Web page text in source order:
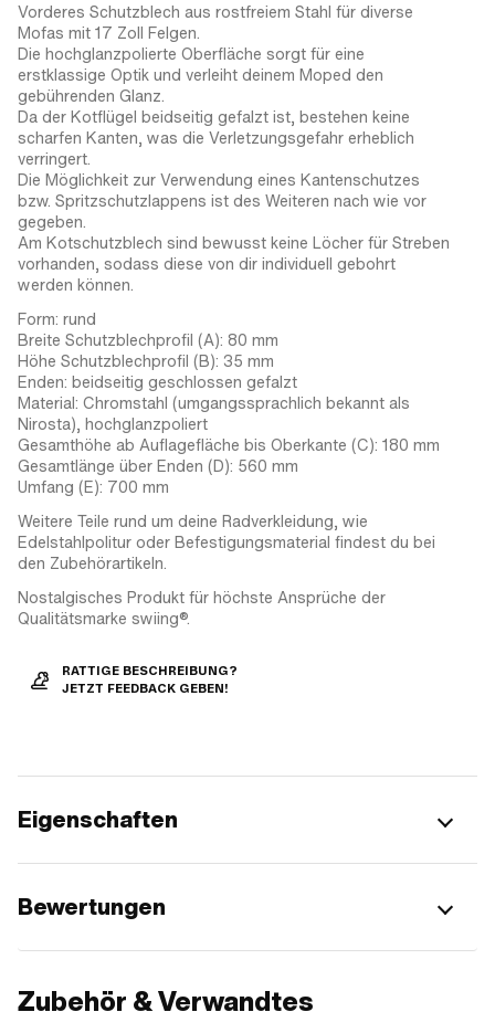
Vorderes Schutzblech aus rostfreiem Stahl für diverse
Mofas mit 17 Zoll Felgen.
Die hochglanzpolierte Oberfläche sorgt für eine
erstklassige Optik und verleiht deinem Moped den
gebührenden Glanz.
Da der Kotflügel beidseitig gefalzt ist, bestehen keine
scharfen Kanten, was die Verletzungsgefahr erheblich
verringert.
Die Möglichkeit zur Verwendung eines Kantenschutzes
bzw. Spritzschutzlappens ist des Weiteren nach wie vor
gegeben.
Am Kotschutzblech sind bewusst keine Löcher für Streben
vorhanden, sodass diese von dir individuell gebohrt
werden können.
Form: rund
Breite Schutzblechprofil (A): 80 mm
Höhe Schutzblechprofil (B): 35 mm
Enden: beidseitig geschlossen gefalzt
Material: Chromstahl (umgangssprachlich bekannt als
Nirosta), hochglanzpoliert
Gesamthöhe ab Auflagefläche bis Oberkante (C): 180 mm
Gesamtlänge über Enden (D): 560 mm
Umfang (E): 700 mm
Weitere Teile rund um deine Radverkleidung, wie
Edelstahlpolitur oder Befestigungsmaterial findest du bei
den Zubehörartikeln.
Nostalgisches Produkt für höchste Ansprüche der
Qualitätsmarke swiing®.
RATTIGE BESCHREIBUNG?
JETZT FEEDBACK GEBEN!
Eigenschaften
Bewertungen
Zubehör & Verwandtes